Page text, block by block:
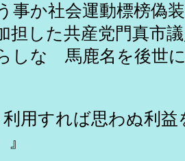
事か社会運動標榜偽
担した共産党門真市
しな 馬鹿名を後世
用すれば思わぬ利益